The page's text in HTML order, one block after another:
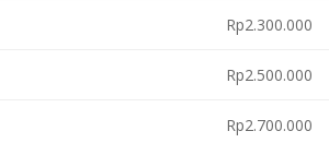
Rp2.300.000
Rp2.500.000
Rp2.700.000